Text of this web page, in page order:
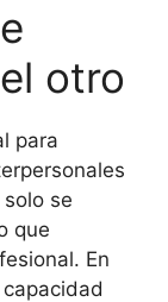
otro
para
se
que
En